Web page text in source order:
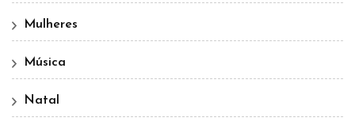
Mulheres
Música
Natal